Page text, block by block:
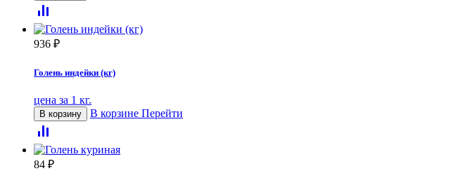
936 ₽
Голень индейки (кг)
цена за 1 кг.
В корзину В корзине Перейти
84 ₽